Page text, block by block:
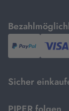
mit
PayPal,
Sicher